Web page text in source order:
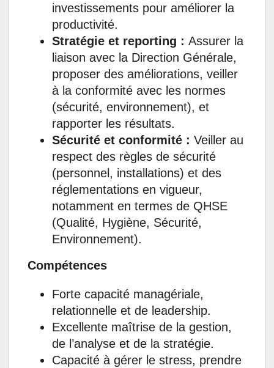
investissements pour améliorer la
productivité.
Stratégie et reporting : Assurer la
liaison avec la Direction Générale,
proposer des améliorations, veiller
à la conformité avec les normes
(sécurité, environnement), et
rapporter les résultats.
Sécurité et conformité : Veiller au
respect des règles de sécurité
(personnel, installations) et des
réglementations en vigueur,
notamment en termes de QHSE
(Qualité, Hygiène, Sécurité,
Environnement).
Compétences
Forte capacité managériale,
relationnelle et de leadership.
Excellente maîtrise de la gestion,
de l’analyse et de la stratégie.
Capacité à gérer le stress, prendre